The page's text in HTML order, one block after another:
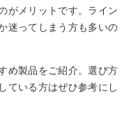
がメリットです。ライン
迷ってしまう方も多いの
め製品をご紹介。選び方
ている方はぜひ参考にし